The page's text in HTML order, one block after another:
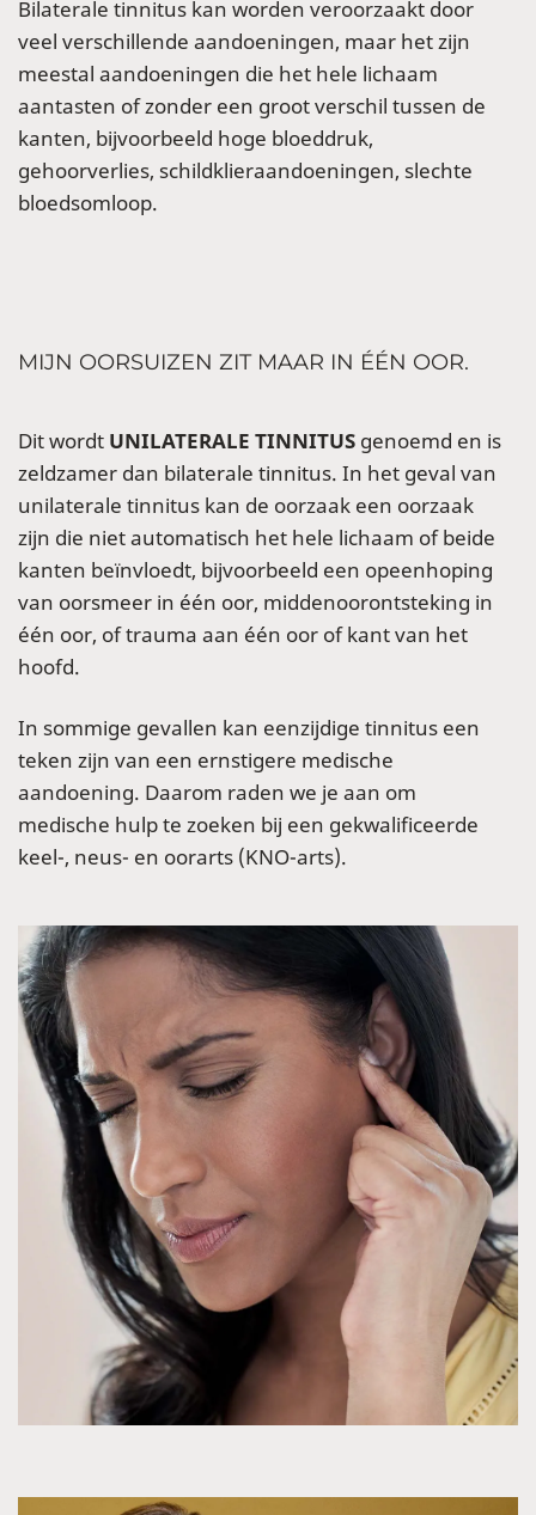
Bilaterale tinnitus kan worden veroorzaakt door
veel verschillende aandoeningen, maar het zijn
meestal aandoeningen die het hele lichaam
aantasten of zonder een groot verschil tussen de
kanten, bijvoorbeeld hoge bloeddruk,
gehoorverlies, schildklieraandoeningen, slechte
bloedsomloop.
MIJN OORSUIZEN ZIT MAAR IN ÉÉN OOR.
Dit wordt UNILATERALE TINNITUS genoemd en is
zeldzamer dan bilaterale tinnitus. In het geval van
unilaterale tinnitus kan de oorzaak een oorzaak
zijn die niet automatisch het hele lichaam of beide
kanten beïnvloedt, bijvoorbeeld een opeenhoping
van oorsmeer in één oor, middenoorontsteking in
één oor, of trauma aan één oor of kant van het
hoofd.
In sommige gevallen kan eenzijdige tinnitus een
teken zijn van een ernstigere medische
aandoening. Daarom raden we je aan om
medische hulp te zoeken bij een gekwalificeerde
keel-, neus- en oorarts (KNO-arts).